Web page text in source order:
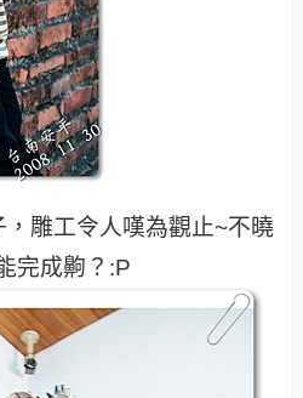
雕工令人嘆為觀止~不曉
完成齁？:P